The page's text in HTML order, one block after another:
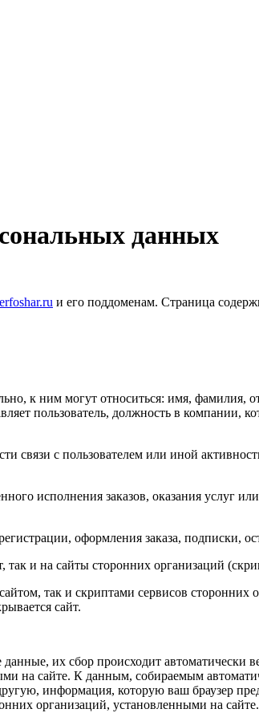
данных
и его поддоменам. Страница
к ним могут относиться: имя, фамилия,
пользователь, должность в компании,
с пользователем или иной
исполнения заказов, оказания услуг
оформления заказа, подписки,
и на сайты сторонних организаций
так и скриптами сервисов
сайт.
их сбор происходит автоматически
на сайте. К данным, собираемым
информация, которую ваш браузер
организаций, установленными на сайте.